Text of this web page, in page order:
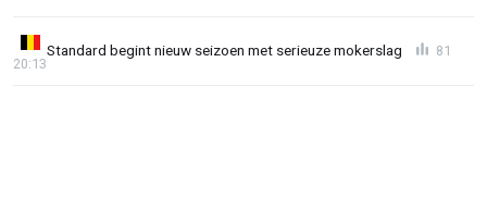
Standard begint nieuw seizoen met serieuze mokerslag
20:13
81